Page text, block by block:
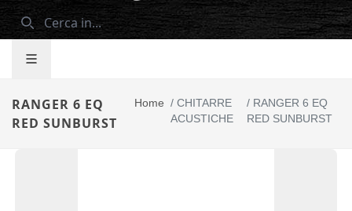
RANGER 6 EQ
RED SUNBURST
Home /CHITARRE
ACUSTICHE
/RANGER 6 EQ
RED SUNBURST